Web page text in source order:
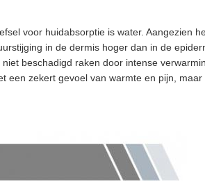
voor huidabsorptie is water. Aangezien
in de dermis hoger dan in de
beschadigd raken door intense
een zekert gevoel van warmte en pijn,